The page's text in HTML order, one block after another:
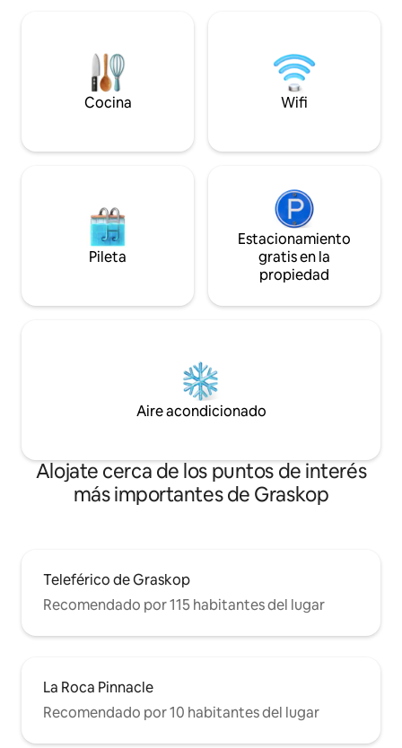
ocasionalmente un poco resbaladiza o
irregular. También lo recorremos con
coches pequeños.
y biscotes.
con paquete
fibra.
Cocina Wifi
Pileta
Estacionamiento
gratis en la
propiedad
Aire acondicionado
Alojate cerca de los puntos de interés
más importantes de Graskop
Teleférico de Graskop
Recomendado por 115 habitantes del lugar
La Roca Pinnacle
Recomendado por 10 habitantes del lugar